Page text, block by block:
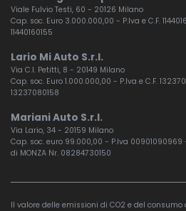
Viale Fulvio Testi, 60 - 20126 Milano
Cap. soc. Euro 3.000.000,00 - P.Iva e C.F.
11440160155
Lario Mi Auto S.r.l.
Via C.I. Petitti, 8 - 20149 Milano
Cap. soc. Euro 1.000.000,00 - P.Iva e C.F.
13237080158
Mariani Auto S.r.l.
Via Lario, 34 - 20159 Milano
Cap. soc. euro 99.000,00 - P.Iva 00901090969
di MONZA Nr. 08284730150
Il valore delle emissioni di CO2 e del